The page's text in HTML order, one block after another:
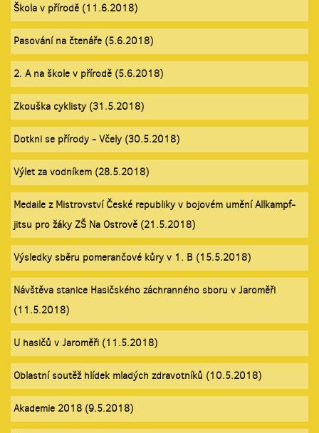
Škola v přírodě (11.6.2018)
Pasování na čtenáře (5.6.2018)
2. A na škole v přírodě (5.6.2018)
Zkouška cyklisty (31.5.2018)
Dotkni se přírody - Včely (30.5.2018)
Výlet za vodníkem (28.5.2018)
Medaile z Mistrovství České republiky v bojovém umění Allkampf-
jitsu pro žáky ZŠ Na Ostrově (21.5.2018)
Výsledky sběru pomerančové kůry v 1. B (15.5.2018)
Návštěva stanice Hasičského záchranného sboru v Jaroměři
(11.5.2018)
U hasičů v Jaroměři (11.5.2018)
Oblastní soutěž hlídek mladých zdravotníků (10.5.2018)
Akademie 2018 (9.5.2018)